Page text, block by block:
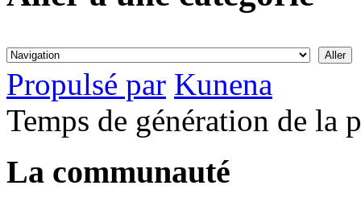
Propulsé par Kunena
Temps de génération de la
La communauté